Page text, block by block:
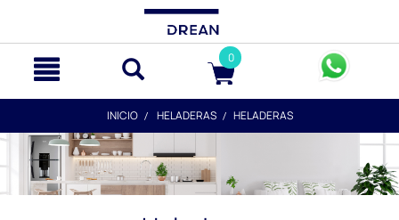
0
INICIO HELADERAS HELADERAS